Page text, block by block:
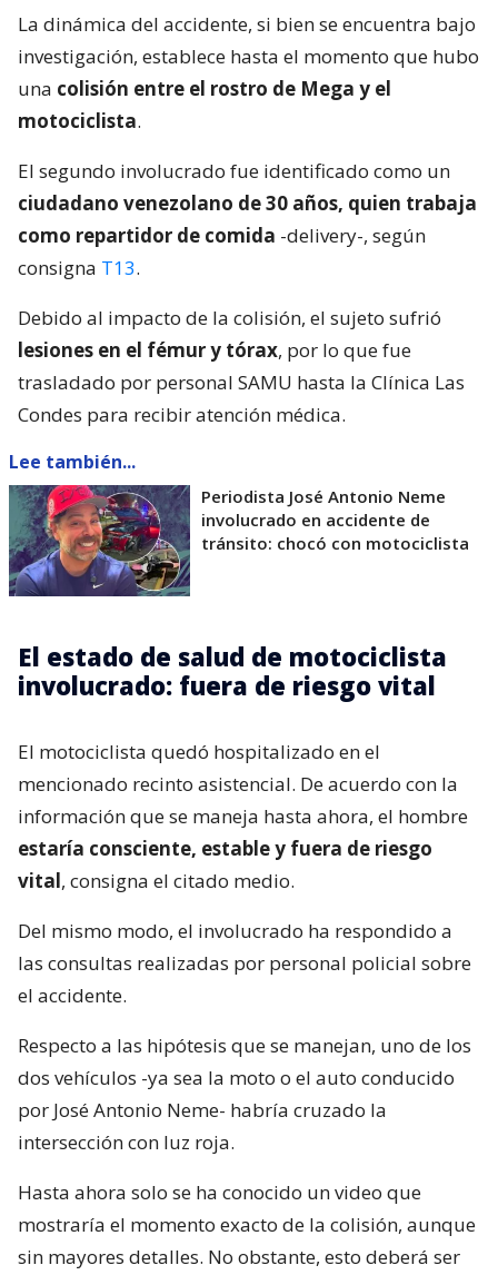
La dinámica del accidente, si bien se encuentra bajo
investigación, establece hasta el momento que hubo
una colisión entre el rostro de Mega y el
motociclista.
El segundo involucrado fue identificado como un
ciudadano venezolano de 30 años, quien trabaja
como repartidor de comida -delivery-, según
consigna T13.
Debido al impacto de la colisión, el sujeto sufrió
lesiones en el fémur y tórax, por lo que fue
trasladado por personal SAMU hasta la Clínica Las
Condes para recibir atención médica.
Lee también...
Periodista José Antonio Neme
involucrado en accidente de
tránsito: chocó con motociclista
El estado de salud de motociclista
involucrado: fuera de riesgo vital
El motociclista quedó hospitalizado en el
mencionado recinto asistencial. De acuerdo con la
información que se maneja hasta ahora, el hombre
estaría consciente, estable y fuera de riesgo
vital, consigna el citado medio.
Del mismo modo, el involucrado ha respondido a
las consultas realizadas por personal policial sobre
el accidente.
Respecto a las hipótesis que se manejan, uno de los
dos vehículos -ya sea la moto o el auto conducido
por José Antonio Neme- habría cruzado la
intersección con luz roja.
Hasta ahora solo se ha conocido un video que
mostraría el momento exacto de la colisión, aunque
sin mayores detalles. No obstante, esto deberá ser